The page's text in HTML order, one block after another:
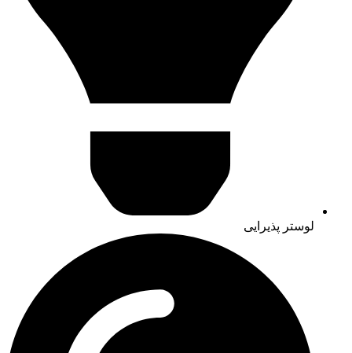
لوستر پذیرایی